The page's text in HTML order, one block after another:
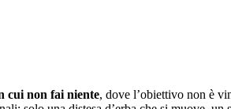
cui non fai niente, dove l’obiettivo non è